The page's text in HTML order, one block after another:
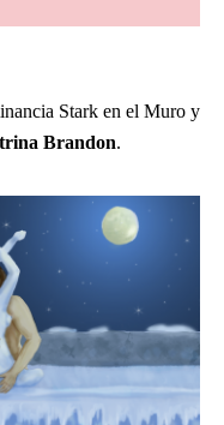
Stark en el Muro y
Brandon.